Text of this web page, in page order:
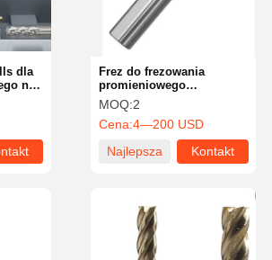
dla
na
Frez do frezowania
promieniowego
aluminium, dostosowany
do kąta helisy 45 stopni
MOQ:2
Cena:4—200 USD
Najlepsza
Kontakt